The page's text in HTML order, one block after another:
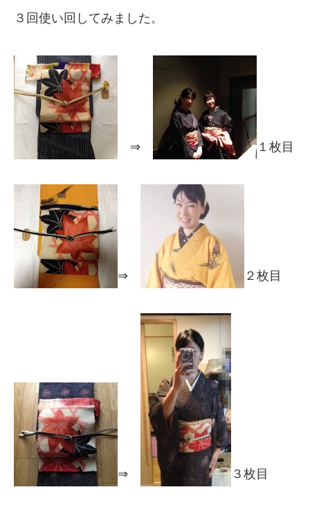
３回使い回してみました。
⇒ １枚目
⇒ ２枚目
⇒ ３枚目